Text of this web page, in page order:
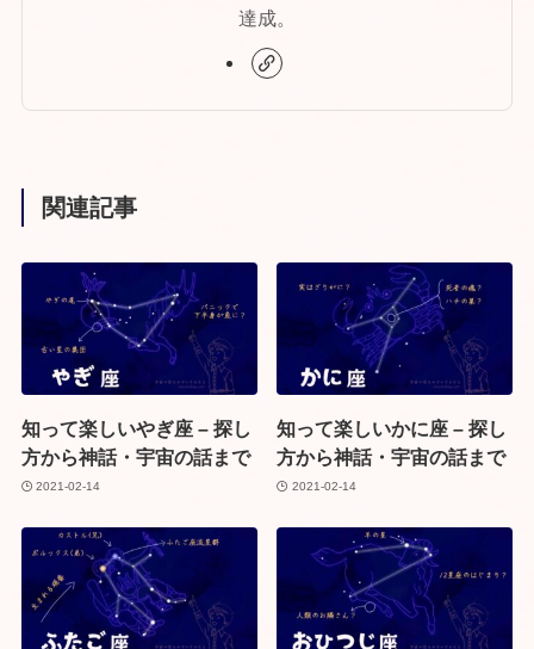
達成。
関連記事
知って楽しいやぎ座 – 探し
方から神話・宇宙の話まで
2021-02-14
知って楽しいかに座 – 探し
方から神話・宇宙の話まで
2021-02-14